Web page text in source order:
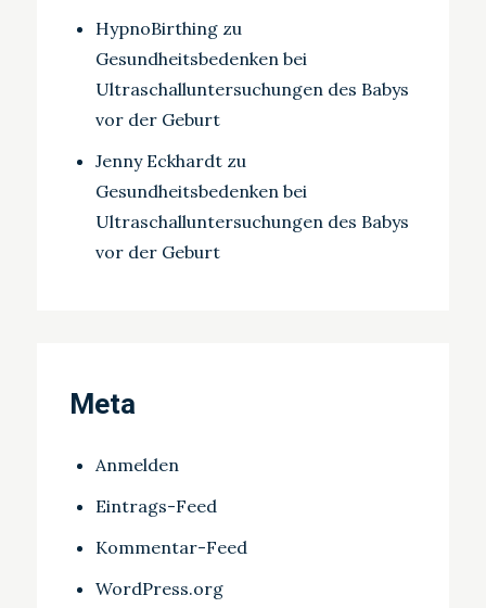
HypnoBirthingzu
Gesundheitsbedenken bei
Ultraschalluntersuchungen des Babys
vor der Geburt
Jenny Eckhardtzu
Gesundheitsbedenken bei
Ultraschalluntersuchungen des Babys
vor der Geburt
Meta
Anmelden
Eintrags-Feed
Kommentar-Feed
WordPress.org